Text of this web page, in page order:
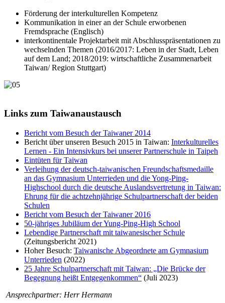
Förderung der interkulturellen Kompetenz
Kommunikation in einer an der Schule erworbenen
Fremdsprache (Englisch)
interkontinentale Projektarbeit mit Abschlusspräsentationen zu
wechselnden Themen (2016/2017: Leben in der Stadt, Leben
auf dem Land; 2018/2019: wirtschaftliche Zusammenarbeit
Taiwan/ Region Stuttgart)
Links zum Taiwanaustausch
Bericht vom Besuch der Taiwaner 2014
Bericht über unseren Besuch 2015 in Taiwan: Interkulturelles
Lernen - Ein Intensivkurs bei unserer Partnerschule in Taipeh
Eintüten für Taiwan
Verleihung der deutsch-taiwanischen Freundschaftsmedaille
an das Gymnasium Unterrieden und die Yong-Ping-
Highschool durch die deutsche Auslandsvertretung in Taiwan:
Ehrung für die achtzehnjährige Schulpartnerschaft der beiden
Schulen
Bericht vom Besuch der Taiwaner 2016
50-jähriges Jubiläum der Yung-Ping-High School
Lebendige Partnerschaft mit taiwanesischer Schule
(Zeitungsbericht 2021)
Hoher Besuch: Taiwanische Abgeordnete am Gymnasium
Unterrieden (2022)
25 Jahre Schulpartnerschaft mit Taiwan: „Die Brücke der
Begegnung heißt Entgegenkommen“ (Juli 2023)
Ansprechpartner: Herr Hermann